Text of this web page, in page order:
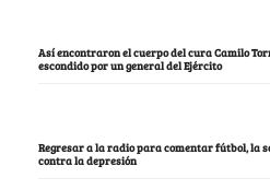
Así encontraron el cuerpo del cura Camilo
escondido por un general del Ejército
Regresar a la radio para comentar fútbol, la
contra la depresión